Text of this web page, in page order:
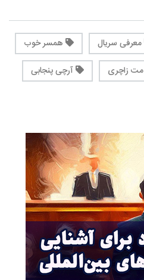
معرفی سریال
همسر خوب
مت زاچری
آرچی پنجابی